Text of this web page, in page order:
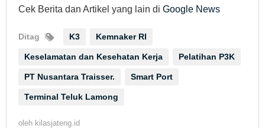
Cek Berita dan Artikel yang lain di Google News
Ditag K3 Kemnaker RI
Keselamatan dan Kesehatan Kerja Pelatihan P3K
PT Nusantara Traisser. Smart Port
Terminal Teluk Lamong
oleh kilasjateng.id